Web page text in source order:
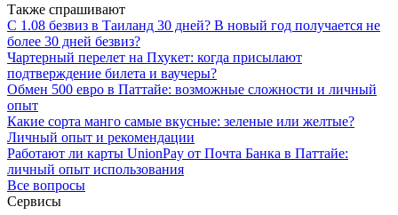
Также спрашивают
С 1.08 безвиз в Таиланд 30 дней? В новый год получается не
более 30 дней безвиз?
Чартерный перелет на Пхукет: когда присылают
подтверждение билета и ваучеры?
Обмен 500 евро в Паттайе: возможные сложности и личный
опыт
Какие сорта манго самые вкусные: зеленые или желтые?
Личный опыт и рекомендации
Работают ли карты UnionPay от Почта Банка в Паттайе:
личный опыт использования
Все вопросы
Сервисы